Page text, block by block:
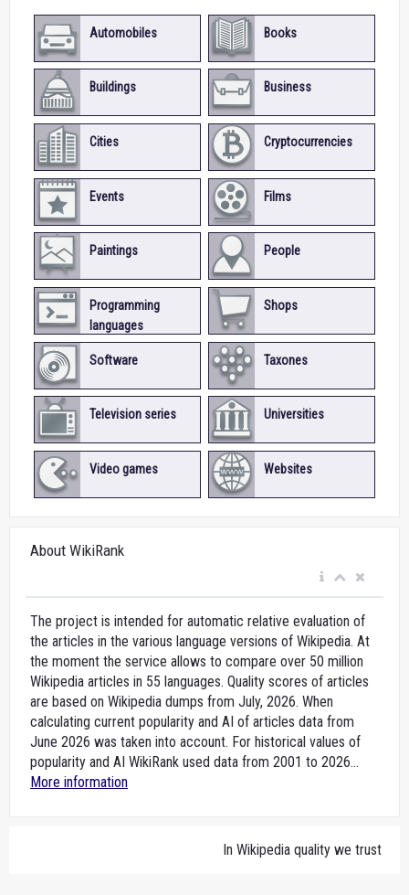
Automobiles Books
Buildings Business
Cities Cryptocurrencies
Events Films
Paintings People
Programming
languages
Shops
Software Taxones
Television series Universities
Video games Websites
About WikiRank
The project is intended for automatic relative evaluation of
the articles in the various language versions of Wikipedia. At
the moment the service allows to compare over 50 million
Wikipedia articles in 55 languages. Quality scores of articles
are based on Wikipedia dumps from July, 2026. When
calculating current popularity and AI of articles data from
June 2026 was taken into account. For historical values of
popularity and AI WikiRank used data from 2001 to 2026...
More information
In Wikipedia quality we trust